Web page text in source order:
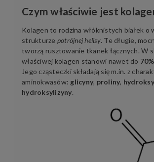
Czym właściwie jest
Kolagen to rodzina włóknistych białek o
strukturze potrójnej helisy. Te długie,
tworzą rusztowanie tkanek łącznych. W
właściwej kolagen stanowi nawet do
Jego cząsteczki składają się m.in. z
aminokwasów: glicyny, proliny,
hydroksylizyny.